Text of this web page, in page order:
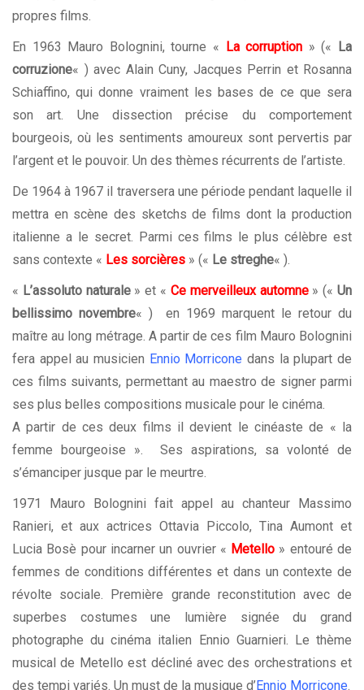
propres films.
En 1963 Mauro Bolognini, tourne «
La corruption » («
La
corruzione« ) avec Alain Cuny, Jacques Perrin et Rosanna
Schiaffino, qui donne vraiment les bases de ce que sera
son art. Une dissection précise du comportement
bourgeois, où les sentiments amoureux sont pervertis par
l’argent et le pouvoir. Un des thèmes récurrents de l’artiste.
De 1964 à 1967 il traversera une période pendant laquelle il
mettra en scène des sketchs de films dont la production
italienne a le secret. Parmi ces films le plus célèbre est
sans contexte « Les sorcières » (« Le streghe« ).
« L’assoluto naturale» et « Ce merveilleux automne» («Un
bellissimo novembre« ) en 1969 marquent le retour du
maître au long métrage. A partir de ces film Mauro Bolognini
fera appel au musicien Ennio Morricone dans la plupart de
ces films suivants, permettant au maestro de signer parmi
ses plus belles compositions musicale pour le cinéma.
A partir de ces deux films il devient le cinéaste de « la
femme bourgeoise ». Ses aspirations, sa volonté de
s’émanciper jusque par le meurtre.
1971 Mauro Bolognini fait appel au chanteur Massimo
Ranieri, et aux actrices Ottavia Piccolo, Tina Aumont et
Lucia Bosè pour incarner un ouvrier « Metello » entouré de
femmes de conditions différentes et dans un contexte de
révolte sociale. Première grande reconstitution avec de
superbes costumes une lumière signée du grand
photographe du cinéma italien Ennio Guarnieri. Le thème
musical de Metello est décliné avec des orchestrations et
des tempi variés. Un must de la musique d’ Ennio Morricone.